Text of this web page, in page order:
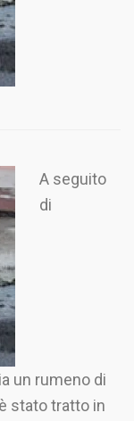
A seguito
di
un rumeno di
stato tratto in